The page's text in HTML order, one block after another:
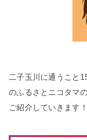
二子玉川に通うこと
のふるさとニコタマ
ご紹介していきます！